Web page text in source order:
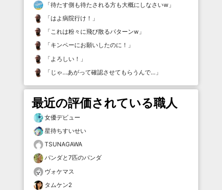
「待たす側も待たされる方も大概にしなさいw 」
「はよ病院行け！ 」
「これは粉々に飛び散るパターンw 」
「キンペーにお願いしたのに！ 」
「 よろしい！ 」
「 じゃ…あがって確認させてもらうんで… 」
最近の評価されている職人
女優デビュー
星待ちすいせい
TSUNAGAWA
パンダと7匹のパンダ
ヴォケマス
タムケン2